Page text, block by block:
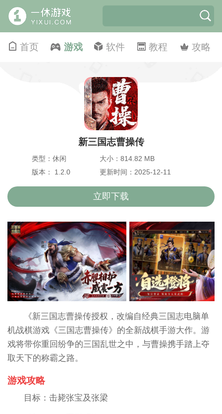
首页 游戏 软件 教程 攻略
新三国志曹操传
类型：休闲
大小：814.82 MB
版本： 1.2.0
更新时间：2025-12-11
立即下载
《新三国志曹操传授权，改编自经典三国志电脑单
机战棋游戏《三国志曹操传》的全新战棋手游大作。游
戏将带你重回纷争的三国乱世之中，与曹操携手踏上夺
取天下的称霸之路。
游戏攻略
目标：击毙张宝及张梁